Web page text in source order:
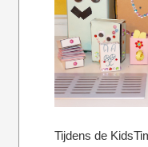
Tijdens de